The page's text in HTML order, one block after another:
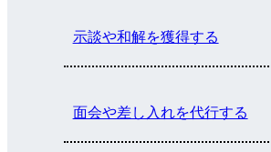
示談や和解を獲得する
面会や差し入れを代行する